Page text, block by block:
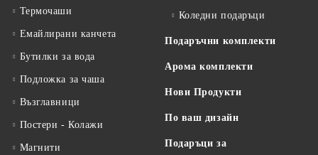
Термочаши
Емайлирани канчета
Бутилки за вода
Подложка за чаша
Възглавници
Постери - Колажи
Магнити
Коледни подаръци
Подаръчни комплекти
Арома комплекти
Нови Продукти
По ваш дизайн
Подаръци за